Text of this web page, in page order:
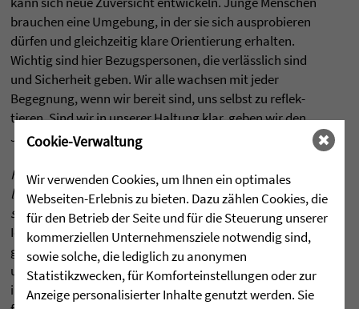
brau­chen eine Umge­bung, in der sie sich aus­pro­bie­ren
dürfen und gleich­zei­tig klare Ori­en­tie­rung erhal­ten.
Wich­tig sind hier Bezugs­per­so­nen, die verlässlich sind
und Sicher­heit geben. Wir alle wach­sen mit jeder
Begeg­nung, wenn wir bereit sind, uns selbst zu reflek­
tie­ren. Sind wir in unse­rer Hal­tung klar, geben wir den
Jugend­li­chen die Ori­en­tie­rung, die sie brau­chen.
Hat sich die Grund­hal­tung jun­ger Men­schen in den
letz­ten Jah­ren verändert? Erle­ben Sie sie heute
stärker hoff­nungs­voll oder stärker ver­un­si­chert?
Ich nehme in den letz­ten Jah­ren durch­aus Verände­run­
gen wahr. Viele junge Men­schen sind heute spürbar ver­
un­si­chert. Die Gründe sind vielfältig, aber häufig feh­len
ihnen Erfah­run­gen, die ein sta­bi­les, posi­ti­ves Selbst­bild
Cookie-Verwaltung
Wir verwenden Cookies, um Ihnen ein optimales
Webseiten-Erlebnis zu bieten. Dazu zählen Cookies, die
für den Betrieb der Seite und für die Steuerung unserer
kommerziellen Unternehmensziele notwendig sind,
sowie solche, die lediglich zu anonymen
Statistikzwecken, für Komforteinstellungen oder zur
Anzeige personalisierter Inhalte genutzt werden. Sie